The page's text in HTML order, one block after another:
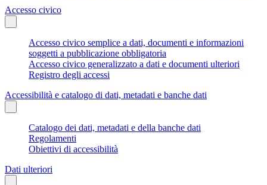
Accesso civico
Accesso civico semplice a dati, documenti e informazioni
soggetti a pubblicazione obbligatoria
Accesso civico generalizzato a dati e documenti ulteriori
Registro degli accessi
Accessibilità e catalogo di dati, metadati e banche dati
Catalogo dei dati, metadati e della banche dati
Regolamenti
Obiettivi di accessibilità
Dati ulteriori